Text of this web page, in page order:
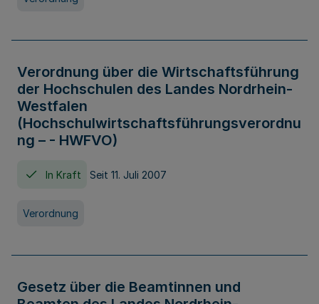
Verordnung über die Wirtschaftsführung
der Hochschulen des Landes Nordrhein-
Westfalen
(Hochschulwirtschaftsführungsverordnu
ng – - HWFVO)
In Kraft Seit 11. Juli 2007
Verordnung
Gesetz über die Beamtinnen und